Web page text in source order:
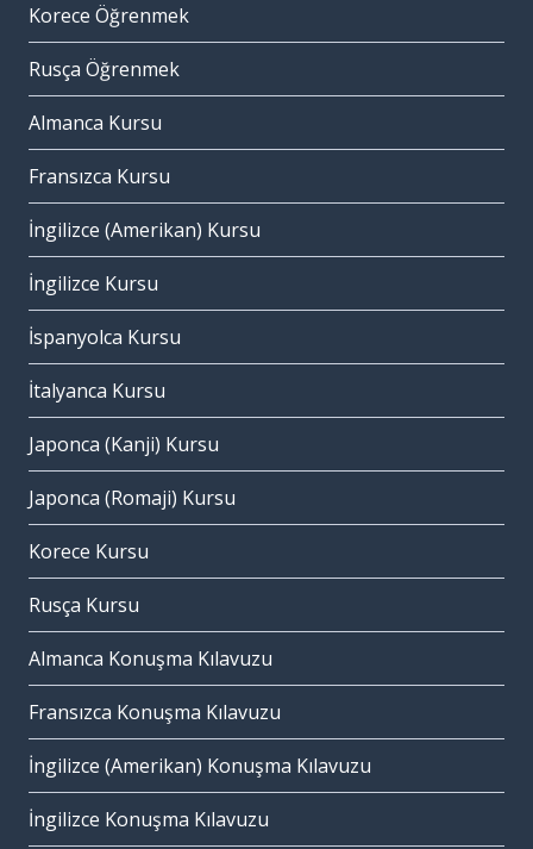
Korece Öğrenmek
Rusça Öğrenmek
Almanca Kursu
Fransızca Kursu
İngilizce (Amerikan) Kursu
İngilizce Kursu
İspanyolca Kursu
İtalyanca Kursu
Japonca (Kanji) Kursu
Japonca (Romaji) Kursu
Korece Kursu
Rusça Kursu
Almanca Konuşma Kılavuzu
Fransızca Konuşma Kılavuzu
İngilizce (Amerikan) Konuşma Kılavuzu
İngilizce Konuşma Kılavuzu